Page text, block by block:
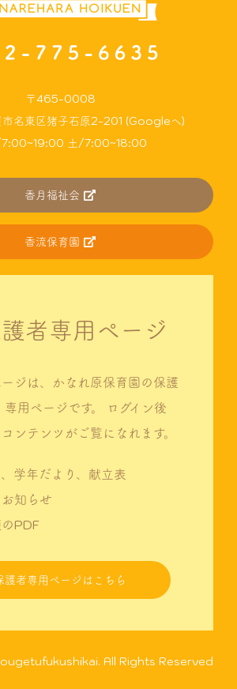
〒465-0008
市名東区猪子石原2-201 (Googleへ)
土/7:00~18:00
香月福祉会
香流保育園
者専用ページ
ジは、かなれ原保育園の保護
専用ページです。
ログイン後
ンテンツがご覧になれます。
、学年だより、献立表
お知らせ
のPDF
護者専用ページはこちら
All Rights Reserved